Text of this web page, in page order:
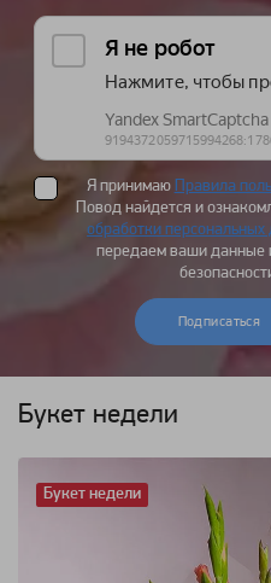
Я принимаю Правила
Повод найдется и
обработки персональных
передаем ваши данные
Подписаться
Букет недели
Букет недели